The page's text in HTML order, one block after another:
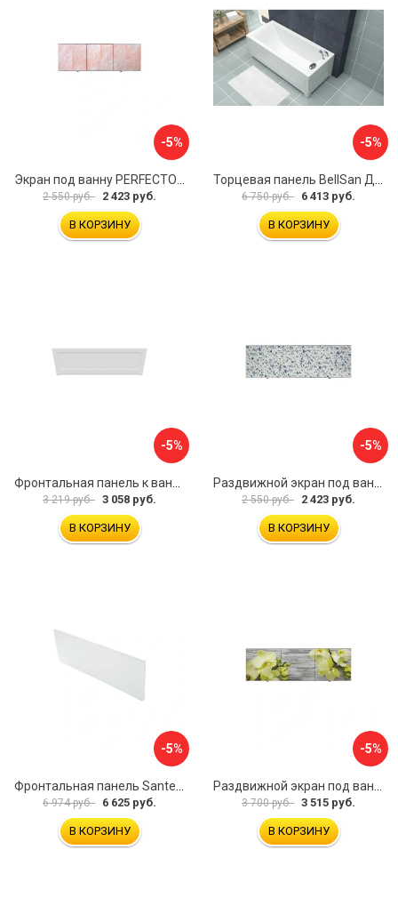
-5%
Экран под ванну PERFECTO LINEA 36-000157
2 550 руб. 2 423 руб.
В КОРЗИНУ
-5%
Торцевая панель BellSan Даниелла 4627171531049
6 750 руб. 6 413 руб.
В КОРЗИНУ
-5%
3 219 руб. 3 058 руб.
В КОРЗИНУ
-5%
2 550 руб. 2 423 руб.
В КОРЗИНУ
-5%
6 974 руб. 6 625 руб.
В КОРЗИНУ
-5%
3 700 руб. 3 515 руб.
В КОРЗИНУ